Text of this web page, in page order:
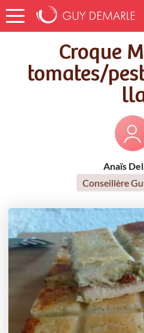
Accueil
Recettes
Croque Monsieur tomates/pesto/
Croque
tomates/
Anaïs
Conseillère